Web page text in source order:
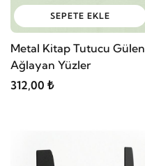
SEPETE EKLE
Metal Kitap Tutucu Gülen
Ağlayan Yüzler
312,00 ₺